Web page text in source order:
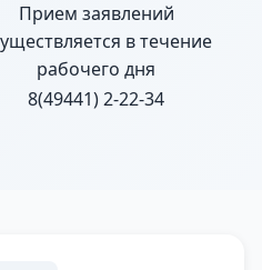
Прием заявлений
в течение
рабочего дня
8(49441) 2-22-34